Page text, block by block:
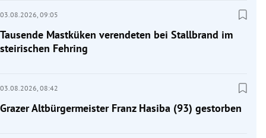
03.08.2026, 09:05
Tausende Mastküken verendeten bei Stallbrand im
steirischen Fehring
03.08.2026, 08:42
Grazer Altbürgermeister Franz Hasiba (93) gestorben